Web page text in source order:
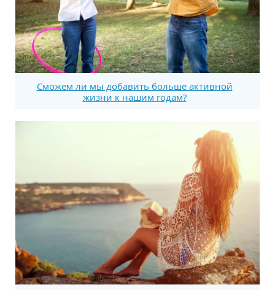
Сможем ли мы добавить больше активной
жизни к нашим годам?